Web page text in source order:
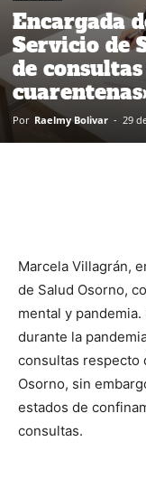
Encargada
Servicio de
de
Por Raelmy Bolivar - 29
Marcela Villagrán,
de Salud Osorno,
mental y
durante la
consultas respecto
Osorno, sin
estados de
consultas.